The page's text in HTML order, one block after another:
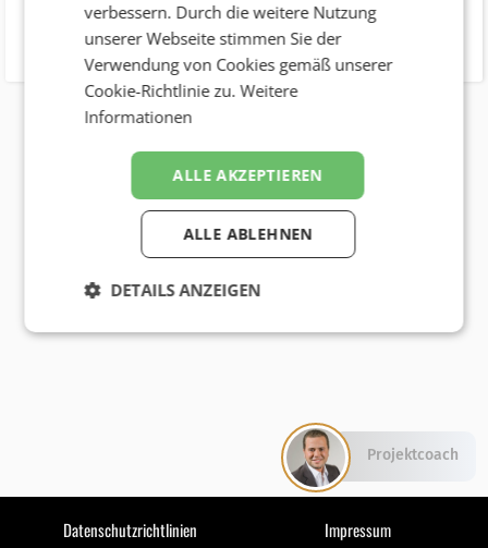
Datenschutzrichtlinien Impressum
verbessern. Durch die weitere Nutzung
unserer Webseite stimmen Sie der
Verwendung von Cookies gemäß unserer
Cookie-Richtlinie zu.Weitere
Informationen
ALLE AKZEPTIEREN
ALLE ABLEHNEN
DETAILS ANZEIGEN
Projektcoach